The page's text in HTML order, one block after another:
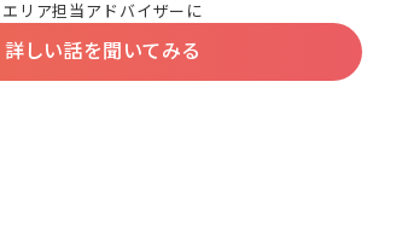
エリア担当アドバイザーに
詳しい話を聞いてみる